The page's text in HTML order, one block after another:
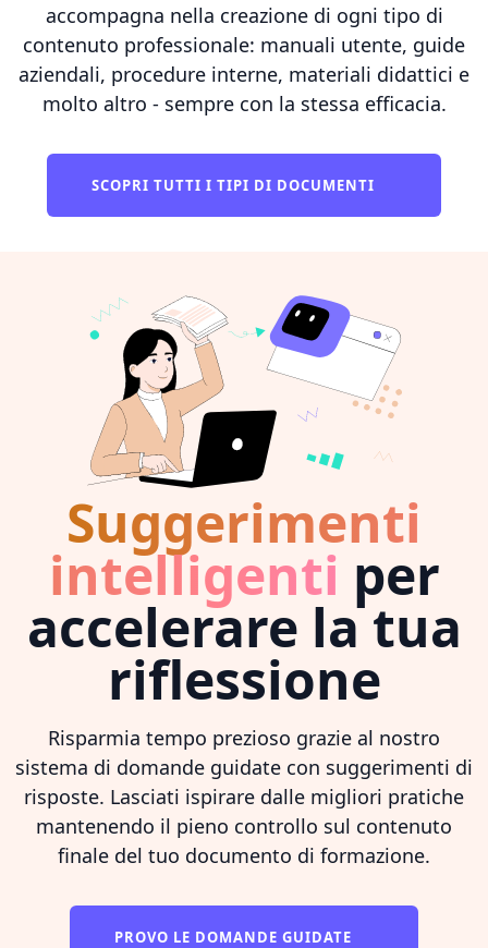
accompagna nella creazione di ogni tipo di
contenuto professionale: manuali utente, guide
aziendali, procedure interne, materiali didattici e
molto altro - sempre con la stessa efficacia.
SCOPRI TUTTI I TIPI DI DOCUMENTI
Suggerimenti
intelligenti per
accelerare la tua
riflessione
Risparmia tempo prezioso grazie al nostro
sistema di domande guidate con suggerimenti di
risposte. Lasciati ispirare dalle migliori pratiche
mantenendo il pieno controllo sul contenuto
finale del tuo documento di formazione.
PROVO LE DOMANDE GUIDATE